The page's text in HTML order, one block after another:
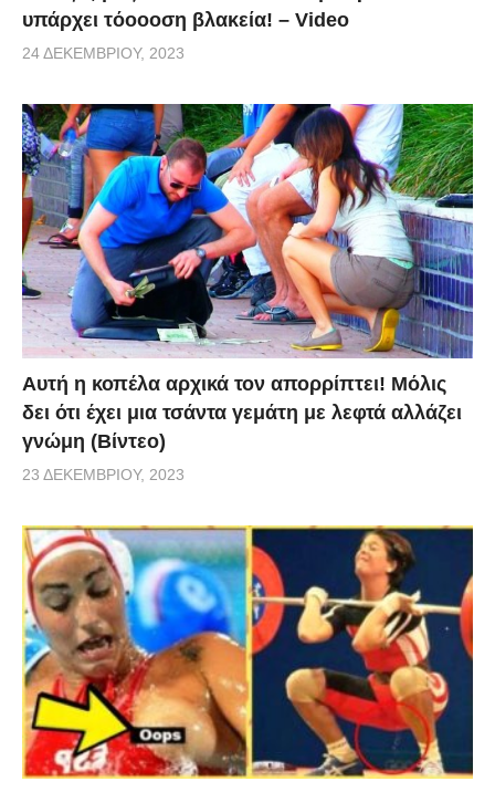
υπάρχει τόοοοση βλακεία! – Video
24 ΔΕΚΕΜΒΡΊΟΥ, 2023
Αυτή η κοπέλα αρχικά τον απορρίπτει! Μόλις
δει ότι έχει μια τσάντα γεμάτη με λεφτά αλλάζει
γνώμη (Βίντεο)
23 ΔΕΚΕΜΒΡΊΟΥ, 2023